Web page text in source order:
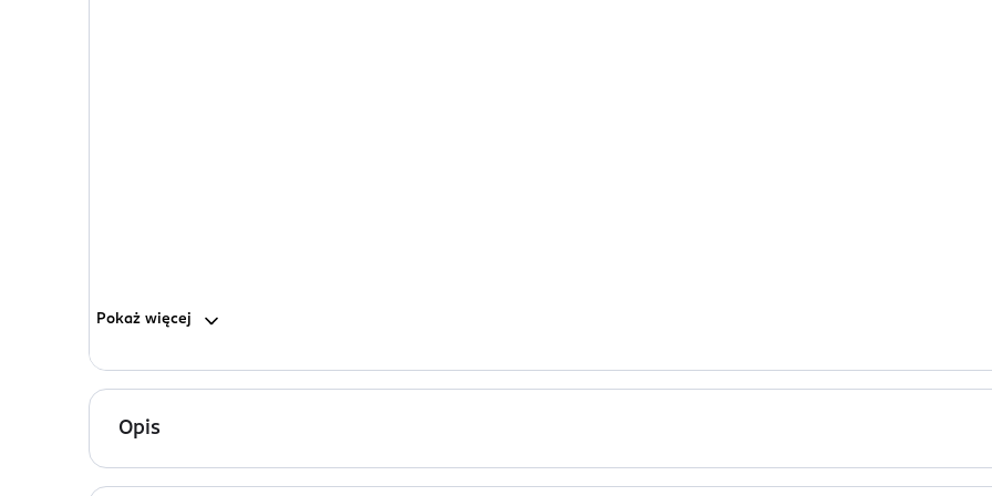
Pokaż więcej
Opis
Urządzenie do mezoterapii mikroigłowej Beautifly Dermapen CollagenBoost PRO z mikroprądami EMS i światłem